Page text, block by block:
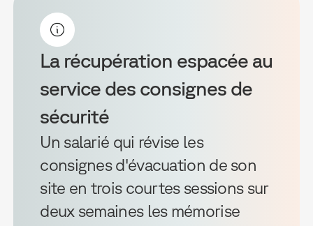
La récupération espacée au
service des consignes de
sécurité
Un salarié qui révise les
consignes d'évacuation de son
site en trois courtes sessions sur
deux semaines les mémorise